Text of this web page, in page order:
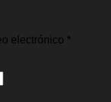
electrónico *